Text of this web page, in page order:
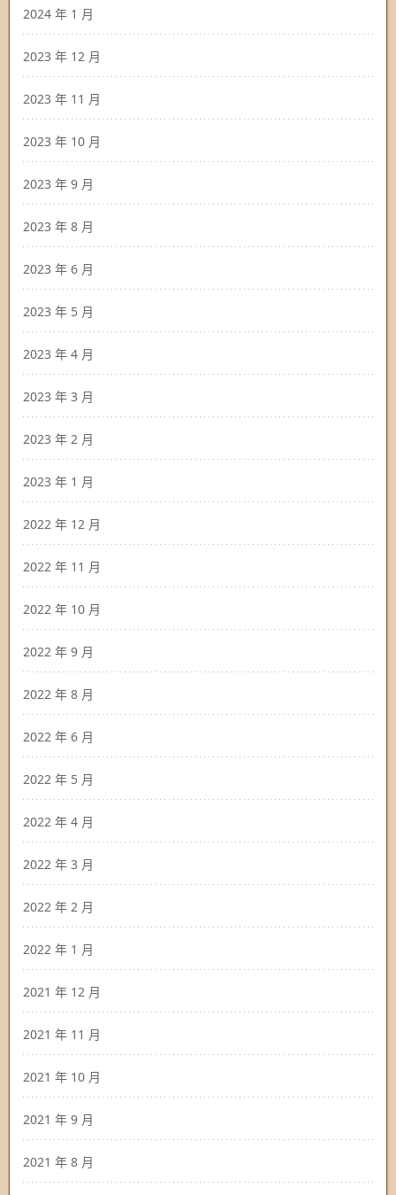
2024 年 1 月
2023 年 12 月
2023 年 11 月
2023 年 10 月
2023 年 9 月
2023 年 8 月
2023 年 6 月
2023 年 5 月
2023 年 4 月
2023 年 3 月
2023 年 2 月
2023 年 1 月
2022 年 12 月
2022 年 11 月
2022 年 10 月
2022 年 9 月
2022 年 8 月
2022 年 6 月
2022 年 5 月
2022 年 4 月
2022 年 3 月
2022 年 2 月
2022 年 1 月
2021 年 12 月
2021 年 11 月
2021 年 10 月
2021 年 9 月
2021 年 8 月